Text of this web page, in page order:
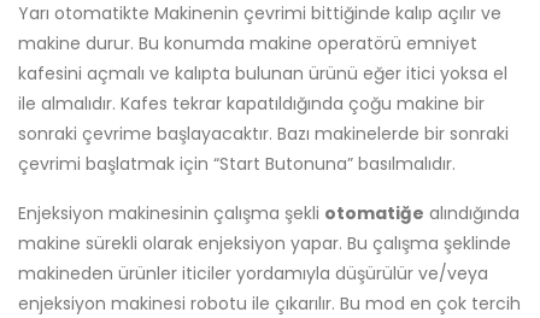
Yarı otomatikte Makinenin çevrimi bittiğinde kalıp açılır ve
makine durur. Bu konumda makine operatörü emniyet
kafesini açmalı ve kalıpta bulunan ürünü eğer itici yoksa el
ile almalıdır. Kafes tekrar kapatıldığında çoğu makine bir
sonraki çevrime başlayacaktır. Bazı makinelerde bir sonraki
çevrimi başlatmak için “Start Butonuna” basılmalıdır.
Enjeksiyon makinesinin çalışma şekli otomatiğe alındığında
makine sürekli olarak enjeksiyon yapar. Bu çalışma şeklinde
makineden ürünler iticiler yordamıyla düşürülür ve/veya
enjeksiyon makinesi robotu ile çıkarılır. Bu mod en çok tercih